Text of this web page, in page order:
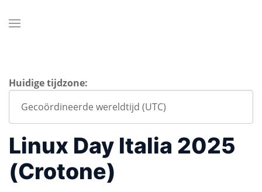
Huidige tijdzone:
Linux Day Italia 2025
(Crotone)